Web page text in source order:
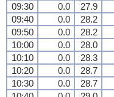
09:30
0.0 27.9
09:40
0.0 28.2
09:50
0.0 28.2
10:00
0.0 28.0
10:10
0.0 28.3
10:20
0.0 28.7
10:30
0.0 28.7